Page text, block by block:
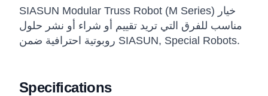
SIASUN Modular Truss Robot (M Series) خيار
مناسب للفرق التي تريد تقييم أو شراء أو نشر حلول
روبوتية احترافية ضمن SIASUN, Special Robots.
Specifications